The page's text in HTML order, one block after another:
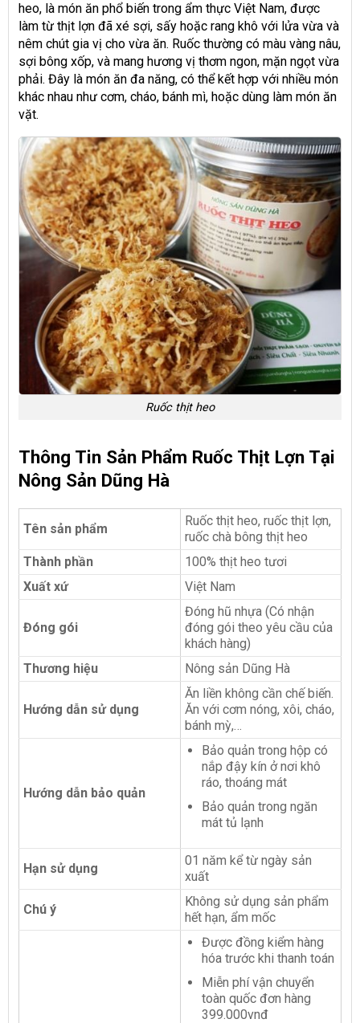
heo, là món ăn phổ biến trong ẩm thực Việt Nam, được
làm từ thịt lợn đã xé sợi, sấy hoặc rang khô với lửa vừa và
nêm chút gia vị cho vừa ăn. Ruốc thường có màu vàng nâu,
sợi bông xốp, và mang hương vị thơm ngon, mặn ngọt vừa
phải. Đây là món ăn đa năng, có thể kết hợp với nhiều món
khác nhau như cơm, cháo, bánh mì, hoặc dùng làm món ăn
vặt.
Ruốc thịt heo
Thông Tin Sản Phẩm Ruốc Thịt Lợn Tại
Nông Sản Dũng Hà
Tên sản phẩm
Ruốc thịt heo, ruốc thịt lợn,
ruốc chà bông thịt heo
Thành phần
100% thịt heo tươi
Xuất xứ
Việt Nam
Đóng gói
Đóng hũ nhựa (Có nhận
đóng gói theo yêu cầu của
khách hàng)
Thương hiệu
Nông sản Dũng Hà
Hướng dẫn sử dụng
Ăn liền không cần chế biến.
Ăn với cơm nóng, xôi, cháo,
bánh mỳ,…
Hướng dẫn bảo quản
Bảo quản trong hộp có
nắp đậy kín ở nơi khô
ráo, thoáng mát
Bảo quản trong ngăn
mát tủ lạnh
Hạn sử dụng
01 năm kể từ ngày sản
xuất
Chú ý
Không sử dụng sản phẩm
hết hạn, ẩm mốc
Được đồng kiểm hàng
hóa trước khi thanh toán
Miễn phí vận chuyển
toàn quốc đơn hàng
399.000vnđ